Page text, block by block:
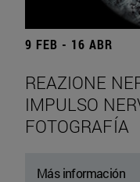
9 FEB - 16 ABR
REAZIONE
IMPULSO
FOTOGRAFÍA
Más información